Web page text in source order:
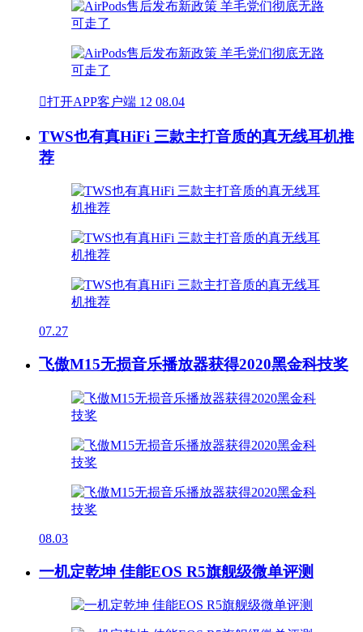
打开APP客户端 12 08.04
TWS也有真HiFi 三款主打音质的真无线耳机推
荐
07.27
飞傲M15无损音乐播放器获得2020黑金科技奖
08.03
一机定乾坤 佳能EOS R5旗舰级微单评测